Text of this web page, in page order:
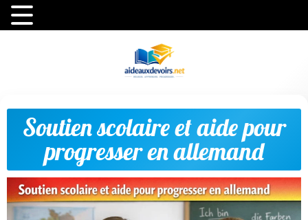
Soutien scolaire et aide pour
progresser en allemand